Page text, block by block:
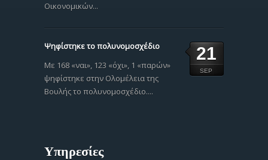
Οικονομικών...
21
SEP
Ψηφίστηκε το πολυνομοσχέδιο
Με 168 «ναι», 123 «όχι», 1 «παρών»
ψηφίστηκε στην Ολομέλεια της
Βουλής το πολυνομοσχέδιο....
Υπηρεσίες